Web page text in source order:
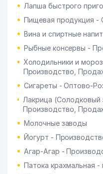
Лапша быстрого
Пищевая продукция -
Вина и спиртные
Рыбные консервы -
Холодильники и
Производство,
Сигареты - Оптово-
Лакрица (Солодковый
Производство,
Молочные заводы
Йогурт -
Агар-Агар -
Патока крахмальная